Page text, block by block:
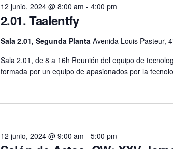
2.01. Taalentfy
12 junio, 2024 @ 8:00 am - 4:00 pm
Sala 2.01, Segunda Planta Avenida Louis Pasteur,
Sala 2.01, de 8 a 16h Reunión del equipo de
formada por un equipo de apasionados por la
12 junio, 2024 @ 9:00 am - 5:00 pm